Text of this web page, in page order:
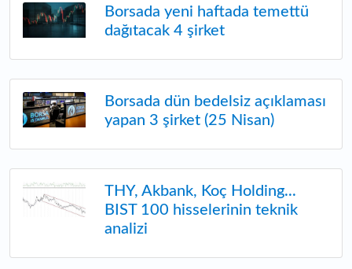
Borsada yeni haftada temettü
dağıtacak 4 şirket
Borsada dün bedelsiz açıklaması
yapan 3 şirket (25 Nisan)
THY, Akbank, Koç Holding...
BIST 100 hisselerinin teknik
analizi